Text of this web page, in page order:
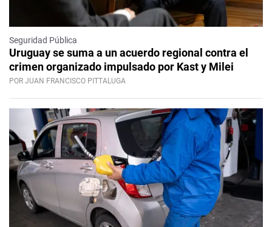
Seguridad Pública
Uruguay se suma a un acuerdo regional contra el
crimen organizado impulsado por Kast y Milei
POR JUAN FRANCISCO PITTALUGA